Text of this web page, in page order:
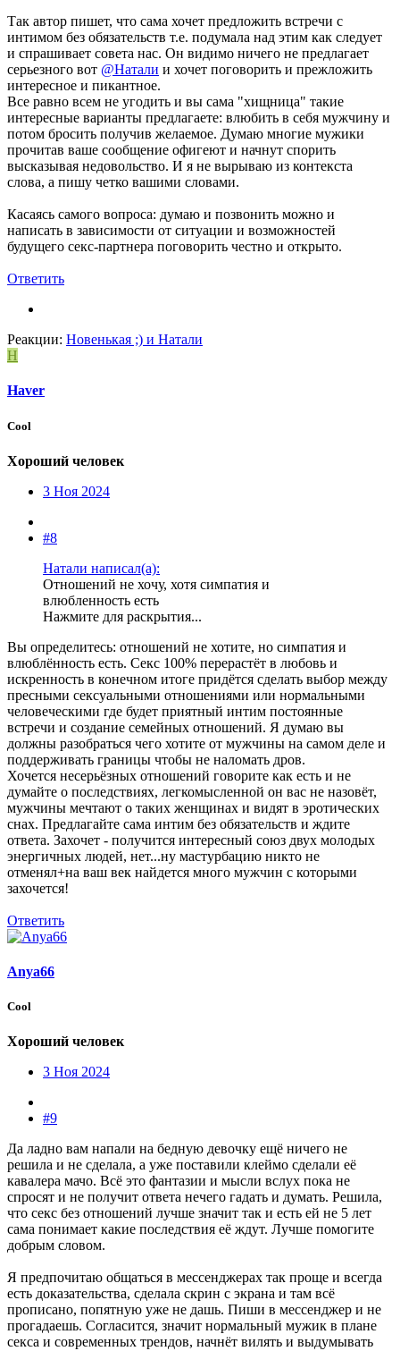
Так автор пишет, что сама хочет предложить встречи с
интимом без обязательств т.е. подумала над этим как следует
и спрашивает совета нас. Он видимо ничего не предлагает
серьезного вот @Натали и хочет поговорить и прежложить
интересное и пикантное.
Все равно всем не угодить и вы сама "хищница" такие
интересные варианты предлагаете: влюбить в себя мужчину и
потом бросить получив желаемое. Думаю многие мужики
прочитав ваше сообщение офигеют и начнут спорить
высказывая недовольство. И я не вырываю из контекста
слова, а пишу четко вашими словами.
Касаясь самого вопроса: думаю и позвонить можно и
написать в зависимости от ситуации и возможностей
будущего секс-партнера поговорить честно и открыто.
Ответить
Реакции: Новенькая ;) и Натали
H
Haver
Cool
Хороший человек
3 Ноя 2024
#8
Натали написал(а):
Отношений не хочу, хотя симпатия и
влюбленность есть
Нажмите для раскрытия...
Вы определитесь: отношений не хотите, но симпатия и
влюблённость есть. Секс 100% перерастёт в любовь и
искренность в конечном итоге придётся сделать выбор между
пресными сексуальными отношениями или нормальными
человеческими где будет приятный интим постоянные
встречи и создание семейных отношений. Я думаю вы
должны разобраться чего хотите от мужчины на самом деле и
поддерживать границы чтобы не наломать дров.
Хочется несерьёзных отношений говорите как есть и не
думайте о последствиях, легкомысленной он вас не назовёт,
мужчины мечтают о таких женщинах и видят в эротических
снах. Предлагайте сама интим без обязательств и ждите
ответа. Захочет - получится интересный союз двух молодых
энергичных людей, нет...ну мастурбацию никто не
отменял+на ваш век найдется много мужчин с которыми
захочется!
Ответить
Anya66
Cool
Хороший человек
3 Ноя 2024
#9
Да ладно вам напали на бедную девочку ещё ничего не
решила и не сделала, а уже поставили клеймо сделали её
кавалера мачо. Всё это фантазии и мысли вслух пока не
спросят и не получит ответа нечего гадать и думать. Решила,
что секс без отношений лучше значит так и есть ей не 5 лет
сама понимает какие последствия её ждут. Лучше помогите
добрым словом.
Я предпочитаю общаться в мессенджерах так проще и всегда
есть доказательства, сделала скрин с экрана и там всё
прописано, попятную уже не дашь. Пиши в мессенджер и не
прогадаешь. Согласится, значит нормальный мужик в плане
секса и современных трендов, начнёт вилять и выдумывать